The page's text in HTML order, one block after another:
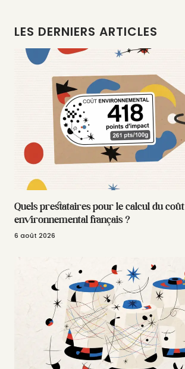
LES DERNIERS ARTICLES
Quels prestataires pour le calcul du coût
environnemental français ?
6 août 2026